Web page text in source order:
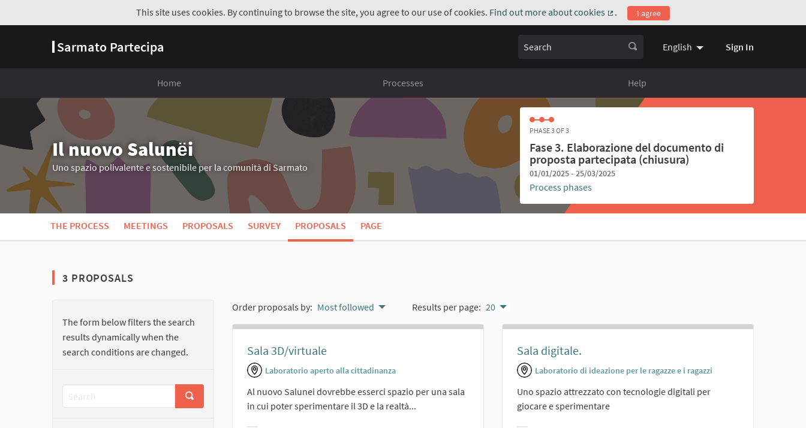
This site uses cookies. By continuing to browse the site, you agree to our use of cookies. Find out more about cookies
(External link)
. I agree
Sarmato Partecipa Search English Choose language
Sign In
Home Processes Help
Il nuovo Salunёi
Uno spazio polivalente e sostenibile per la comunità di Sarmato
PHASE 3 OF 3
Fase 3. Elaborazione del documento di
proposta partecipata (chiusura)
01/01/2025 - 25/03/2025
Process phases
THE PROCESS MEETINGS PROPOSALS SURVEY PROPOSALS PAGE
3 PROPOSALS
The form below filters the search
results dynamically when the
search conditions are changed.
Order proposals by: Most followed Results per page: 20
Sala 3D/virtuale
Laboratorio aperto alla cittadinanza
Al nuovo Salunei dovrebbe esserci spazio per una sala
in cui poter sperimentare il 3D e la realtà...
Sala digitale.
Laboratorio di ideazione per le ragazze e i ragazzi
Uno spazio attrezzato con tecnologie digitali per
giocare e sperimentare